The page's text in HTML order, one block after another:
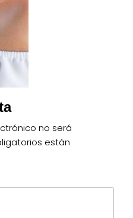
no será
están